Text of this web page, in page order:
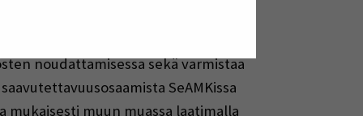
noudattamisessa sekä varmistaa
SeAMKissa
muun muassa laatimalla